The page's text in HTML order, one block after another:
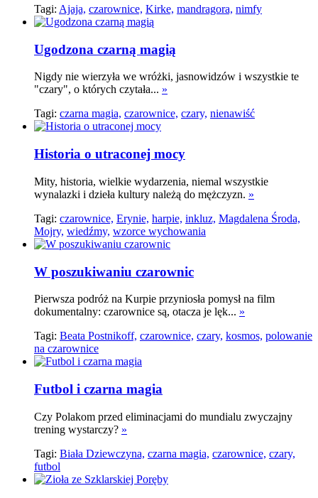
Tagi: Ajaja, czarownice, Kirke, mandragora, nimfy
Ugodzona czarną magią
Nigdy nie wierzyła we wróżki, jasnowidzów i wszystkie te
"czary", o których czytała... »
Tagi: czarna magia, czarownice, czary, nienawiść
Historia o utraconej mocy
Mity, historia, wielkie wydarzenia, niemal wszystkie
wynalazki i dzieła kultury należą do mężczyzn. »
Tagi: czarownice, Erynie, harpie, inkluz, Magdalena Środa,
Mojry, wiedźmy, wzorce wychowania
W poszukiwaniu czarownic
Pierwsza podróż na Kurpie przyniosła pomysł na film
dokumentalny: czarownice są, otacza je lęk... »
Tagi: Beata Postnikoff, czarownice, czary, kosmos, polowanie
na czarownice
Futbol i czarna magia
Czy Polakom przed eliminacjami do mundialu zwyczajny
trening wystarczy? »
Tagi: Biała Dziewczyna, czarna magia, czarownice, czary,
futbol